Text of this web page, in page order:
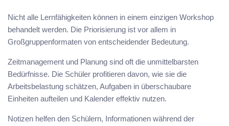
Nicht alle Lernfähigkeiten können in einem einzigen Workshop
behandelt werden. Die Priorisierung ist vor allem in
Großgruppenformaten von entscheidender Bedeutung.
Zeitmanagement und Planung sind oft die unmittelbarsten
Bedürfnisse. Die Schüler profitieren davon, wie sie die
Arbeitsbelastung schätzen, Aufgaben in überschaubare
Einheiten aufteilen und Kalender effektiv nutzen.
Notizen helfen den Schülern, Informationen während der